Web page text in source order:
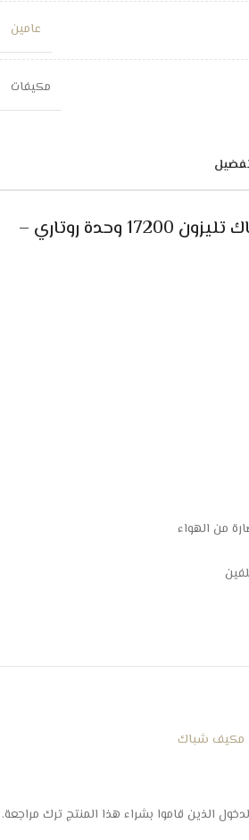
عامين
مكيفات
مواصفات مكيف شباك تليزون 17200 وحدة روتاري –
من الهواء
مكيف شباك
الذين قاموا بشراء هذا المنتج ترك مراجعة.